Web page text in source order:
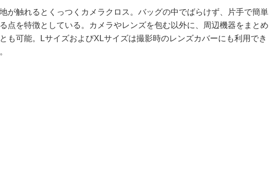
が触れるとくっつくカメラクロス。バッグの中でばらけず、片手で簡単
点を特徴としている。カメラやレンズを包む以外に、周辺機器をまとめ
も可能。LサイズおよびXLサイズは撮影時のレンズカバーにも利用でき